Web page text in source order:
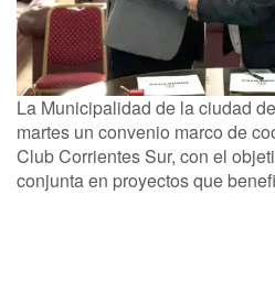
La Municipalidad de la ciudad
martes un convenio marco de
Club Corrientes Sur, con el
conjunta en proyectos que